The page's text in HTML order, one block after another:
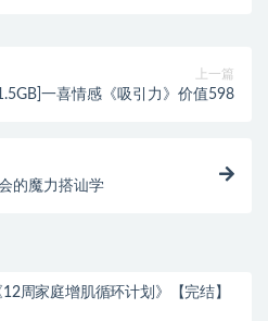
上一篇
一喜情感《吸引力》价值598
的魔力搭讪学
周家庭增肌循环计划》【完结】